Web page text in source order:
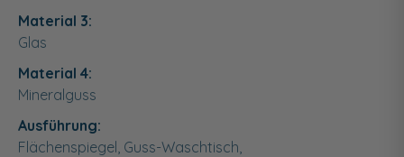
Material 3:
Glas
Material 4:
Mineralguss
Ausführung:
Flächenspiegel, Guss-Waschtisch,